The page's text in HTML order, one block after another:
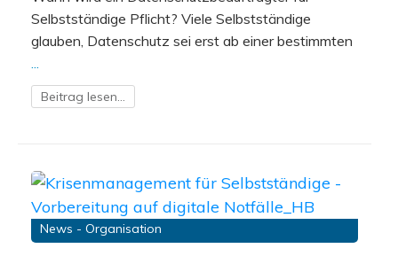
Selbstständige Pflicht? Viele Selbstständige
glauben, Datenschutz sei erst ab einer bestimmten
Beitrag lesen...
News - Organisation